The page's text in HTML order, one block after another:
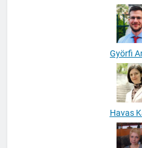
Györfi
Havas